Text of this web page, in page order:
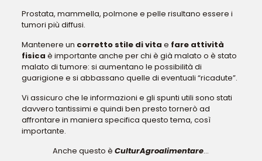
Prostata, mammella, polmone e pelle risultano essere i
tumori più diffusi.
Mantenere un corretto stile di vita e fare attività
fisica è importante anche per chi è già malato o è stato
malato di tumore: si aumentano le possibilità di
guarigione e si abbassano quelle di eventuali “ricadute”.
Vi assicuro che le informazioni e gli spunti utili sono stati
davvero tantissimi e quindi ben presto tornerò ad
affrontare in maniera specifica questo tema, così
importante.
Anche questo èCulturAgroalimentare…